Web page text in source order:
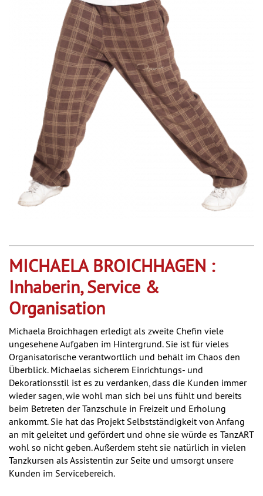
MICHAELA BROICHHAGEN :
Inhaberin, Service &
Organisation
Michaela Broichhagen erledigt als zweite Chefin viele
ungesehene Aufgaben im Hintergrund. Sie ist für vieles
Organisatorische verantwortlich und behält im Chaos den
Überblick. Michaelas sicherem Einrichtungs- und
Dekorationsstil ist es zu verdanken, dass die Kunden immer
wieder sagen, wie wohl man sich bei uns fühlt und bereits
beim Betreten der Tanzschule in Freizeit und Erholung
ankommt. Sie hat das Projekt Selbstständigkeit von Anfang
an mit geleitet und gefördert und ohne sie würde es TanzART
wohl so nicht geben. Außerdem steht sie natürlich in vielen
Tanzkursen als Assistentin zur Seite und umsorgt unsere
Kunden im Servicebereich.